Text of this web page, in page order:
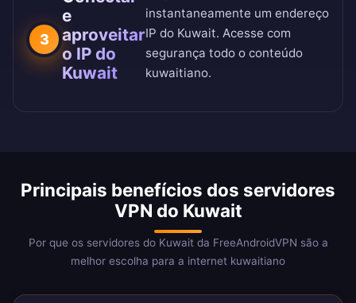
3
e
aproveitar
o IP do
Kuwait
instantaneamente um endereço
IP do Kuwait. Acesse com
segurança todo o conteúdo
kuwaitiano.
Principais benefícios dos servidores
VPN do Kuwait
Por que os servidores do Kuwait da FreeAndroidVPN são a
melhor escolha para a internet kuwaitiano